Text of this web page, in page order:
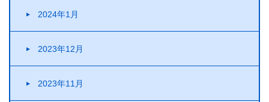
2024年1月
2023年12月
2023年11月